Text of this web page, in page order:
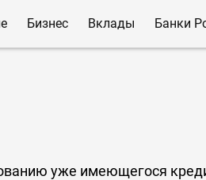
Бизнес Вклады Банки
уже имеющегося